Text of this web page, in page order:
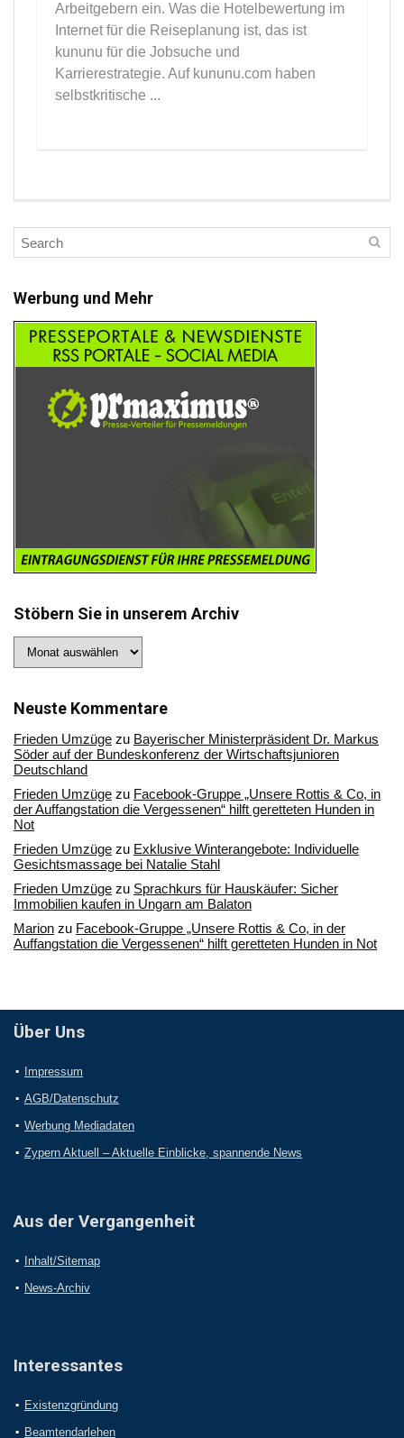
Arbeitgebern ein. Was die Hotelbewertung im
Internet für die Reiseplanung ist, das ist
kununu für die Jobsuche und
Karrierestrategie. Auf kununu.com haben
selbstkritische ...
Werbung und Mehr
Stöbern Sie in unserem Archiv
Sie
Archiv
Neuste Kommentare
Frieden Umzüge zu Bayerischer Ministerpräsident Dr. Markus
Söder auf der Bundeskonferenz der Wirtschaftsjunioren
Deutschland
Frieden Umzüge zu Facebook-Gruppe „Unsere Rottis & Co, in
der Auffangstation die Vergessenen“ hilft geretteten Hunden in
Not
Frieden Umzüge zu Exklusive Winterangebote: Individuelle
Gesichtsmassage bei Natalie Stahl
Frieden Umzüge zu Sprachkurs für Hauskäufer: Sicher
Immobilien kaufen in Ungarn am Balaton
Marion zu Facebook-Gruppe „Unsere Rottis & Co, in der
Auffangstation die Vergessenen“ hilft geretteten Hunden in Not
Über Uns
Impressum
AGB/Datenschutz
Werbung Mediadaten
Zypern Aktuell – Aktuelle Einblicke, spannende News
Aus der Vergangenheit
Inhalt/Sitemap
News-Archiv
Interessantes
Existenzgründung
Beamtendarlehen